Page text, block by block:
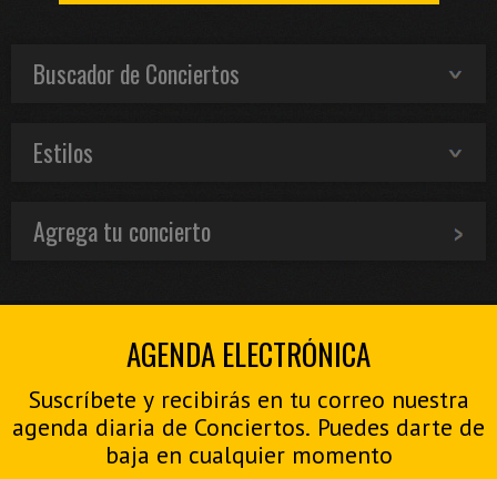
Buscador de Conciertos
Estilos
Agrega tu concierto
AGENDA ELECTRÓNICA
Suscríbete y recibirás en tu correo nuestra
agenda diaria de Conciertos. Puedes darte de
baja en cualquier momento